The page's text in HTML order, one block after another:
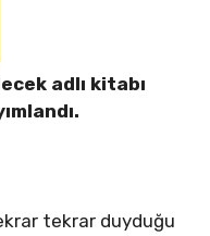
adlı kitabı
tekrar duyduğu